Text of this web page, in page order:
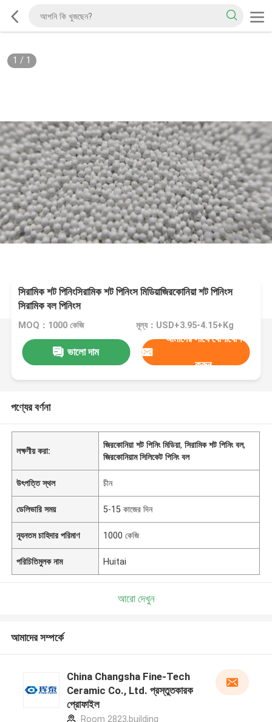
1 / 1
সিরামিক শট পিনিংসিরামিক শট পিনিংস মিডিয়াজিরকোনিয়া শট পিনিংস
সিরামিক বল পিনিংস
MOQ：1000 কেজি মূল্য：USD+3.95-4.15+Kg
ভালো দাম
আমাদের সাথে যোগাযোগ
করুন
পণ্যের বর্ণনা
লক্ষণীয় করা:
জিরকোনিয়া শট পিনিং মিডিয়া,সিরামিক শট পিনিং বল,
জিরকোনিয়াম সিলিকেট পিনিং বল
উৎপত্তি স্থল চীন
ডেলিভারি সময় 5-15 কাজের দিন
ন্যূনতম চাহিদার পরিমাণ 1000 কেজি
পরিচিতিমুলক নাম Huitai
আরো দেখুন
আমাদের সম্পর্কে
China Changsha Fine-Tech
Ceramic Co., Ltd. প্রস্তুতকারক
প্রোফাইল
Room 2823,building